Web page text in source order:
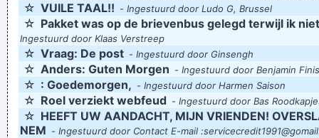
☆ VUILE TAAL!! - Ingestuurd door Ludo G, Brussel
☆ Pakket was op de brievenbus gelegd terwijl ik
Ingestuurd door Klaas Verstreep
☆ Vraag: De post - Ingestuurd door Ginsengh
☆ Anders: Guten Morgen - Ingestuurd door Benjamin
☆ : Goedemorgen, - Ingestuurd door Harmen Saison
☆ Roel verziekt webfeud - Ingestuurd door Bas
☆ HEEFT UW AANDACHT, MIJN VRIENDEN!
NEM - Ingestuurd door Contact E-mail